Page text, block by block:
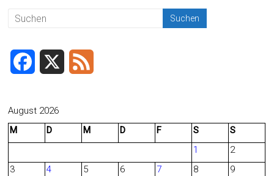
c
b
August 2026
M
D M D F S
S
1
2
3
4 5 6 7 8
9